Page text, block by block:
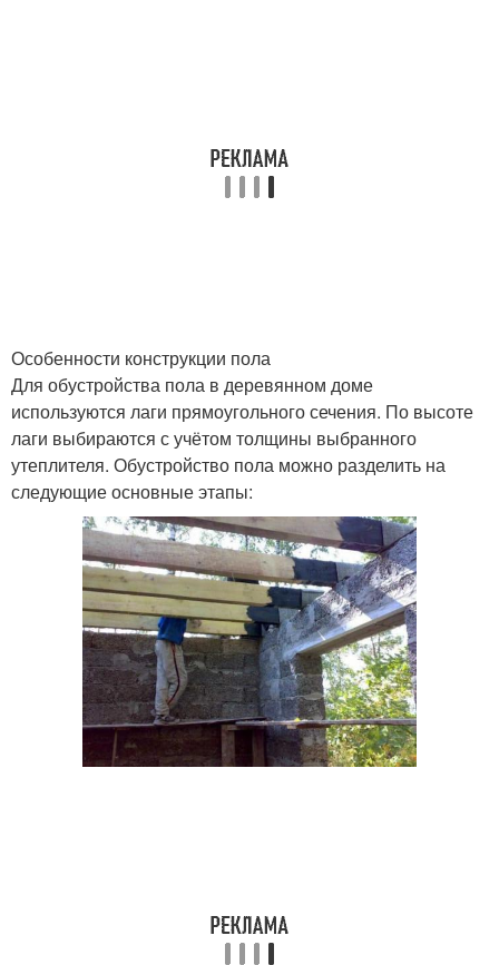
Особенности конструкции пола
Для обустройства пола в деревянном доме
используются лаги прямоугольного сечения. По высоте
лаги выбираются с учётом толщины выбранного
утеплителя. Обустройство пола можно разделить на
следующие основные этапы: